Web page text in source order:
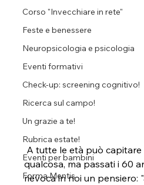
Corso "Invecchiare in rete"
Feste e benessere
Neuropsicologia e psicologia
Eventi formativi
Check-up: screening cognitivo!
Ricerca sul campo!
Un grazie a te!
Rubrica estate!
Eventi per bambini
Forma Mentis
qualcosa, ma passati i 60
rievoca in noi un pensiero: